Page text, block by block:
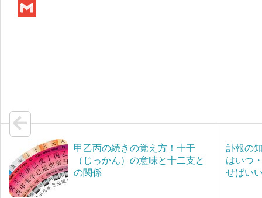
bnaM
e
甲乙丙の続きの覚え方！十干
（じっかん）の意味と十二支と
の関係
訃報の
はいつ
せばい